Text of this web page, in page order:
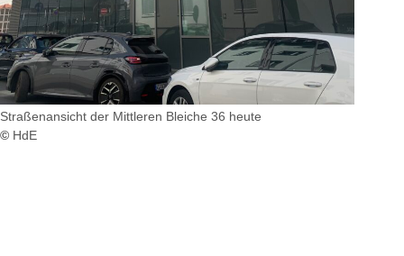
Straßenansicht der Mittleren Bleiche 36 heute
© HdE